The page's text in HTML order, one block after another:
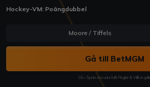
Hockey-VM: Poängdubbel
Moore / Tiffels
Gå till BetMGM
18+ Spela ansvarsfullt Regler & Villkor